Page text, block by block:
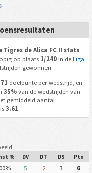
Tigres de Alica FC II stats
op plaats 1/240in de Liga
gewonnen
doelpunte per wedstrijd, en
35%van de wedstrijden van
gemiddeld aantal
3.61.
% DV DT DS Ptn
5 2 3
6